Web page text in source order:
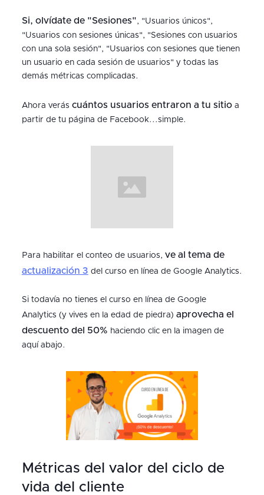
Si, olvídate de "Sesiones", "Usuarios únicos",
"Usuarios con sesiones únicas", "Sesiones con usuarios
con una sola sesión", "Usuarios con sesiones que tienen
un usuario en cada sesión de usuarios" y todas las
demás métricas complicadas.
Ahora verás cuántos usuarios entraron a tu sitioa
partir de tu página de Facebook...simple.
Para habilitar el conteo de usuarios, ve al tema de
actualización 3 del curso en línea de Google Analytics.
Si todavía no tienes el curso en línea de Google
Analytics (y vives en la edad de piedra) aprovecha el
descuento del 50% haciendo clic en la imagen de
aquí abajo.
Métricas del valor del ciclo de
vida del cliente